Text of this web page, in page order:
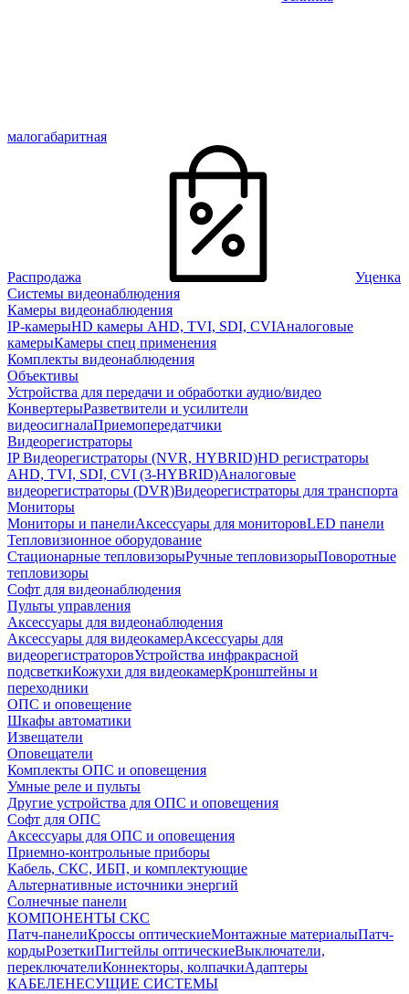
малогабаритная
Распродажа
Уценка
Системы видеонаблюдения
Камеры видеонаблюдения
IP-камерыHD камеры AHD, TVI, SDI, CVIАналоговые
камерыКамеры спец применения
Комплекты видеонаблюдения
Объективы
Устройства для передачи и обработки аудио/видео
КонвертерыРазветвители и усилители
видеосигналаПриемопередатчики
Видеорегистраторы
IP Видеорегистраторы (NVR, HYBRID)HD регистраторы
AHD, TVI, SDI, CVI (3-HYBRID)Аналоговые
видеорегистраторы (DVR)Видеорегистраторы для транспорта
Мониторы
Мониторы и панелиАксессуары для мониторовLED панели
Тепловизионное оборудование
Стационарные тепловизорыРучные тепловизорыПоворотные
тепловизоры
Софт для видеонаблюдения
Пульты управления
Аксессуары для видеонаблюдения
Аксессуары для видеокамерАксессуары для
видеорегистраторовУстройства инфракрасной
подсветкиКожухи для видеокамерКронштейны и
переходники
ОПС и оповещение
Шкафы автоматики
Извещатели
Оповещатели
Комплекты ОПС и оповещения
Умные реле и пульты
Другие устройства для ОПС и оповещения
Софт для ОПС
Аксессуары для ОПС и оповещения
Приемно-контрольные приборы
Кабель, СКС, ИБП, и комплектующие
Альтернативные источники энергий
Солнечные панели
КОМПОНЕНТЫ СКС
Патч-панелиКроссы оптическиеМонтажные материалыПатч-
кордыРозеткиПигтейлы оптическиеВыключатели,
переключателиКоннекторы, колпачкиАдаптеры
КАБЕЛЕНЕСУЩИЕ СИСТЕМЫ